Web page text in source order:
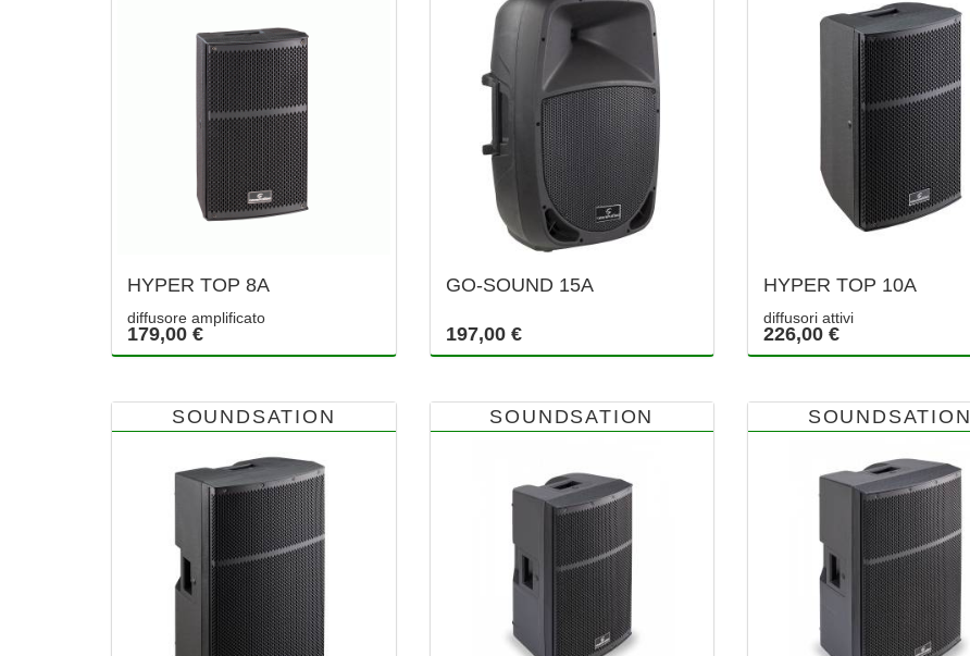
HYPER TOP 8A
diffusore amplificato
179,00 €
GO-SOUND 15A
197,00 €
HYPER TOP 10A
diffusori attivi
226,00 €
SOUNDSATION SOUNDSATION SOUNDSATION